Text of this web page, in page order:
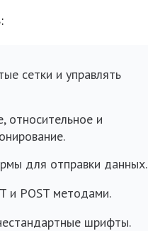
сетки и управлять
относительное и
для отправки данных.
и POST методами.
шрифты.